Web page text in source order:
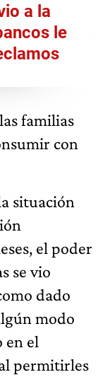
a la
le
familias
con
situación
el poder
se vio
dado
modo
en el
permitirles